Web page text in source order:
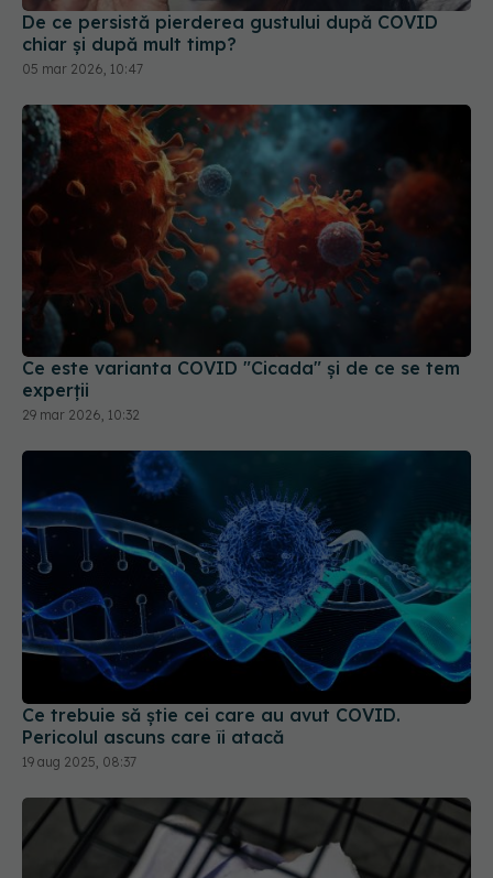
05 mar 2026, 10:47
Ce este varianta COVID "Cicada" și de ce se tem
experții
29 mar 2026, 10:32
Ce trebuie să știe cei care au avut COVID.
Pericolul ascuns care îi atacă
19 aug 2025, 08:37